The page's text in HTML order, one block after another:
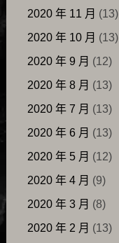
2020 年 11 月 (13)
2020 年 10 月 (13)
2020 年 9 月 (12)
2020 年 8 月 (13)
2020 年 7 月 (13)
2020 年 6 月 (13)
2020 年 5 月 (12)
2020 年 4 月 (9)
2020 年 3 月 (8)
2020 年 2 月 (13)